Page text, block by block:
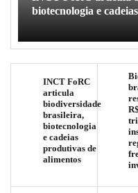
biotecnologia e
INCT FoRC
articula
biodiversidade
brasileira,
biotecnologia
e cadeias
produtivas de
alimentos